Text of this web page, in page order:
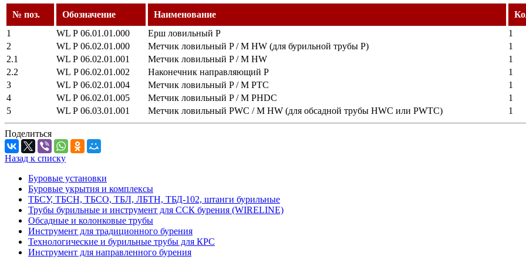
№ поз.
Обозначение Наименование
1
WL P 06.01.01.000 Ерш ловильный P
1
2
WL P 06.02.01.000 Метчик ловильный P / M HW (для бурильной трубы P)
1
2.1
WL P 06.02.01.001 Метчик ловильный P / M HW
1
2.2
WL P 06.02.01.002 Наконечник направляющий P
1
3
WL P 06.02.01.004 Метчик ловильный P / M PTC
1
4
WL P 06.02.01.005 Метчик ловильный P / M PHDC
1
5
WL P 06.03.01.001 Метчик ловильный PWC / М HW (для обсадной трубы HWC или PWTC) 1
Поделиться
Назад к списку
Буровые установки
Буровые укрытия и комплексы
ТБСУ, ТБСН, ТБСО, ТБЛ, ЛБТН, ТБД-102, штанги бурильные
Трубы бурильные и инструмент для ССК бурения (WIRELINE)
Обсадные и колонковые трубы
Инструмент для традиционного бурения
Технологические и бурильные трубы для КРС
Инструмент для направленного бурения